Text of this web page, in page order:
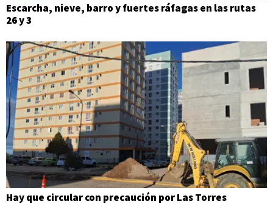
Escarcha, nieve, barro y fuertes ráfagas en las rutas
26 y 3
Hay que circular con precaución por Las Torres